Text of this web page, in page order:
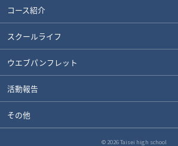
コース紹介
スクールライフ
ウエブパンフレット
活動報告
その他
© 2026 Taisei high school